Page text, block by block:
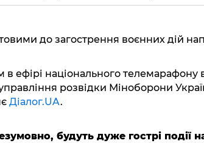
до загострення воєнних дій
ефірі національного телемарафону
розвідки Міноборони
Діалог.UA.
будуть дуже гострі події